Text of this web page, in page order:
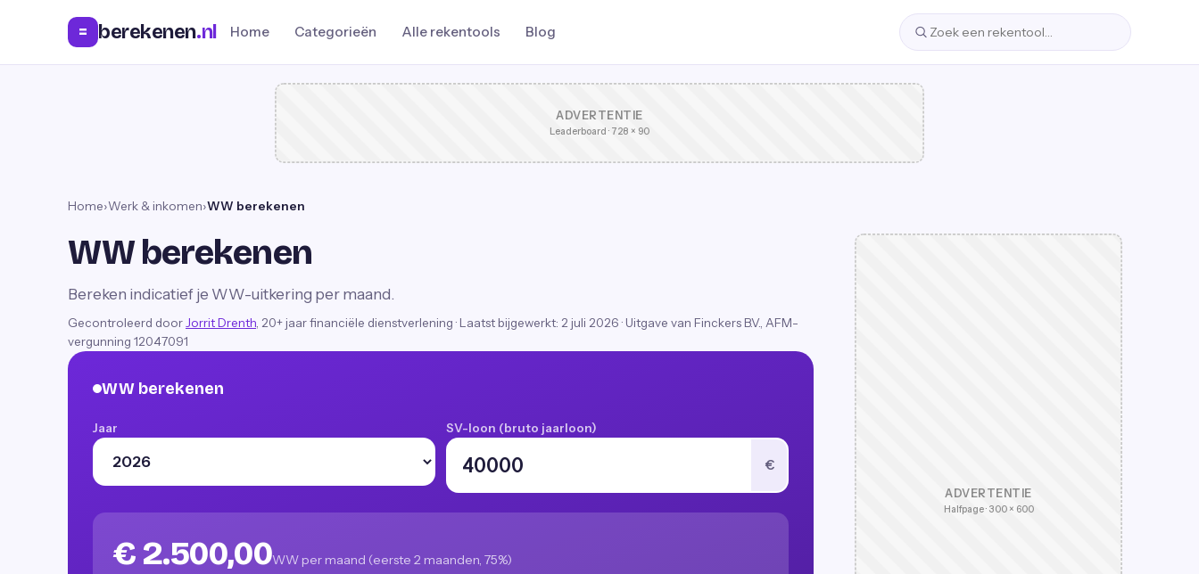
= berekenen.nl Home Categorieën Alle rekentools Blog
ADVERTENTIE
Leaderboard · 728 × 90
Home›Werk & inkomen›WW berekenen
WW berekenen
Bereken indicatief je WW-uitkering per maand.
Gecontroleerd door Jorrit Drenth , 20+ jaar financiële dienstverlening · Laatst bijgewerkt: 2 juli 2026 · Uitgave van Finckers B.V., AFM-
vergunning 12047091
WW berekenen
Jaar SV-loon (bruto jaarloon)
€
€ 2.500,00WW per maand (eerste 2 maanden, 75%)
ADVERTENTIE
Halfpage · 300 × 600